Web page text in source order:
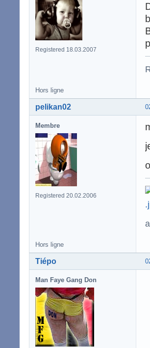
Registered 18.03.2007
Hors ligne
pelikan02
Membre
Registered 20.02.2006
Hors ligne
Tiépo
Man Faye Gang Don